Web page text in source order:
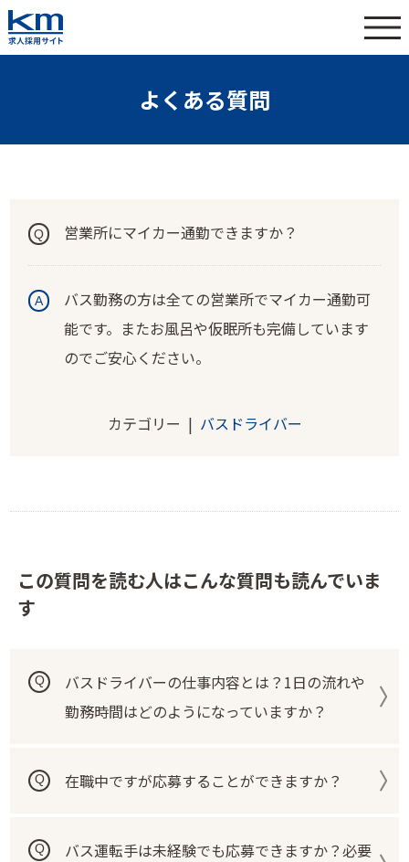
よくある質問
営業所にマイカー通勤できますか？
バス勤務の方は全ての営業所でマイカー通勤可
能です。またお風呂や仮眠所も完備しています
のでご安心ください。
カテゴリー | バスドライバー
この質問を読む人はこんな質問も読んでいま
す
バスドライバーの仕事内容とは？1日の流れや
勤務時間はどのようになっていますか？
在職中ですが応募することができますか？
バス運転手は未経験でも応募できますか？必要